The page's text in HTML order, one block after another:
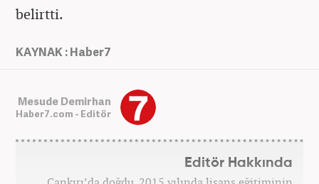
belirtti.
KAYNAK : Haber7
Mesude Demirhan
Haber7.com - Editör
Editör Hakkında